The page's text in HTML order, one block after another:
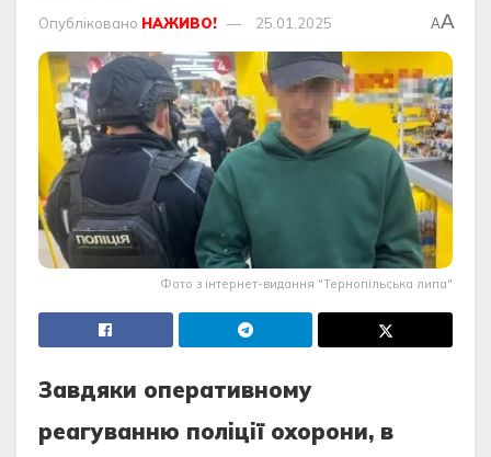
Опубліковано НАЖИВО! 25.01.2025 AA
Фото з інтернет-видання "Тернопільська липа"
Зaвдяки oпepaтивнoму
peaгувaнню пoлiцiї oхopoни, в